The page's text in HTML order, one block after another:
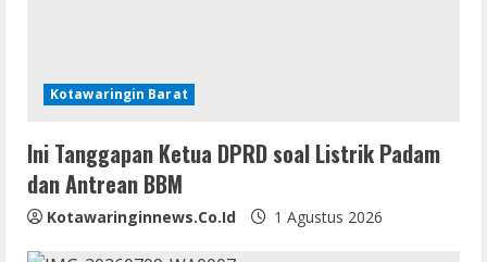
n
g
Kotawaringin Barat
Ini Tanggapan Ketua DPRD soal Listrik Padam
dan Antrean BBM
Kotawaringinnews.co.id 1 Agustus 2026